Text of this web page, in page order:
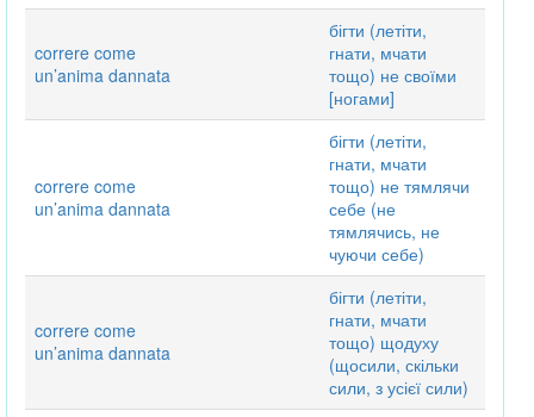
correre come
un’anima dannata
бігти (летіти,
гнати, мчати
тощо) не своїми
[ногами]
correre come
un’anima dannata
бігти (летіти,
гнати, мчати
тощо) не тямлячи
себе (не
тямлячись, не
чуючи себе)
correre come
un’anima dannata
бігти (летіти,
гнати, мчати
тощо) щодуху
(щосили, скільки
сили, з усієї сили)